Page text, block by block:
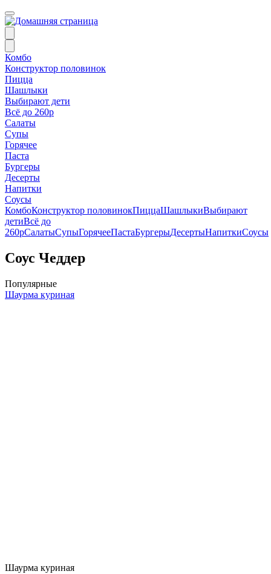
Комбо
Конструктор половинок
Пицца
Шашлыки
Выбирают дети
Всё до 260р
Салаты
Супы
Горячее
Паста
Бургеры
Десерты
Напитки
Соусы
КомбоКонструктор половинокПиццаШашлыкиВыбирают
детиВсё до
260рСалатыСупыГорячееПастаБургерыДесертыНапиткиСоусы
Соус Чеддер
Популярные
Шаурма куриная
Шаурма куриная